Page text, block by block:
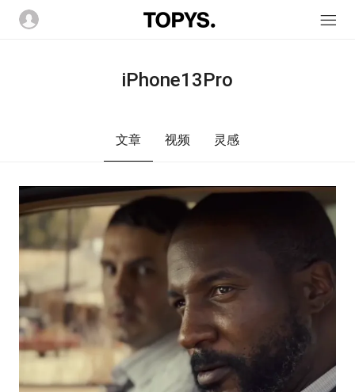
iPhone13Pro
文章 视频 灵感